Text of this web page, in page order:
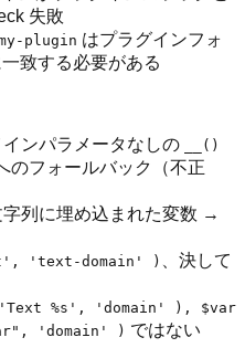
失敗
plugin はプラグインフォ
致する必要がある
ンパラメータなしの __()
のフォールバック（不正
列に埋め込まれた変数 →
'text-domain' ) 、決して
%s', 'domain' ), $var
'domain' ) ではない